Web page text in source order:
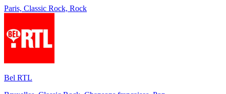
Paris, Classic Rock, Rock
Bel RTL